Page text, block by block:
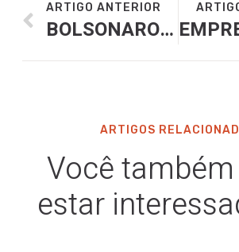
ARTIGO ANTERIOR
BOLSONARO SANCIONA PROJETO QUE MUDA LDO E VIABILIZA ORÇAMENTO DE 2021
ARTIGOS
Você
estar